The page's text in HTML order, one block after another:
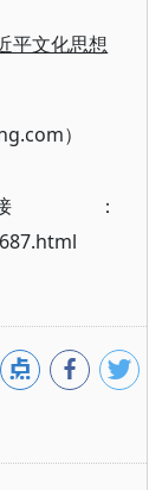
平文化思想
）
：